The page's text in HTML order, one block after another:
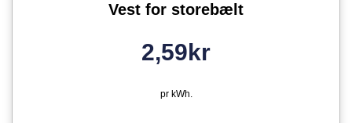
Vest for storebælt
2,59kr
pr kWh.